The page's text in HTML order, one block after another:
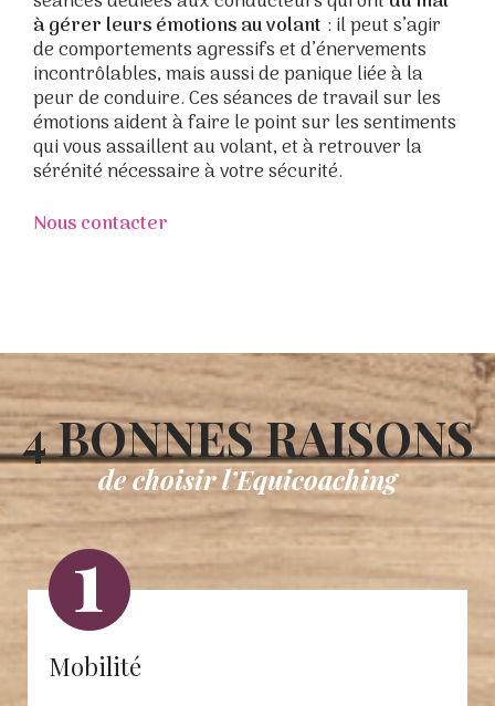
à gérer leurs émotions au volant : il peut s’agir
de comportements agressifs et d’énervements
incontrôlables, mais aussi de panique liée à la
peur de conduire. Ces séances de travail sur les
émotions aident à faire le point sur les sentiments
qui vous assaillent au volant, et à retrouver la
sérénité nécessaire à votre sécurité.
Nous contacter
4 BONNES RAISONS
de choisir l’Equicoaching
Mobilité